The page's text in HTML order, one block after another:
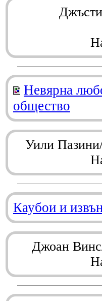
Невярна
общество
Уили
Каубои и
Джоан